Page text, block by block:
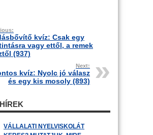
kvíz: Csak egy
vagy ettől, a remek
(937)
Next:
kvíz: Nyolc jó válasz
és egy kis mosoly (893)
VÁLLALATI NYELVISKOLÁT